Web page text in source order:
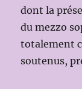
dont la
du mezzo
totalement
soutenus,